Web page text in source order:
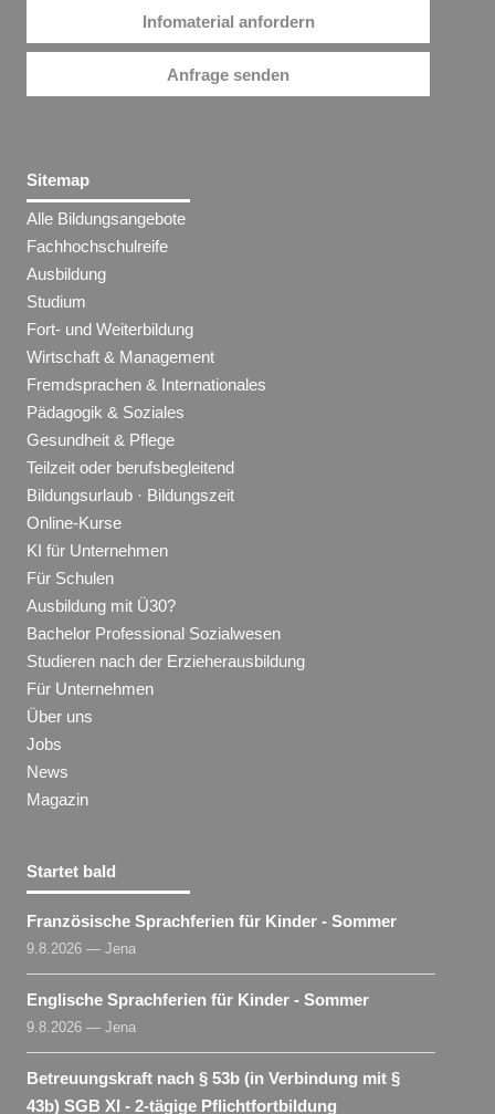
Infomaterial anfordern
Anfrage senden
Sitemap
Alle Bildungsangebote
Fachhochschulreife
Ausbildung
Studium
Fort- und Weiterbildung
Wirtschaft & Management
Fremdsprachen & Internationales
Pädagogik & Soziales
Gesundheit & Pflege
Teilzeit oder berufsbegleitend
Bildungsurlaub · Bildungszeit
Online-Kurse
KI für Unternehmen
Für Schulen
Ausbildung mit Ü30?
Bachelor Professional Sozialwesen
Studieren nach der Erzieherausbildung
Für Unternehmen
Über uns
Jobs
News
Magazin
Startet bald
Französische Sprachferien für Kinder - Sommer
9.8.2026 — Jena
Englische Sprachferien für Kinder - Sommer
9.8.2026 — Jena
Betreuungskraft nach § 53b (in Verbindung mit §
43b) SGB XI - 2-tägige Pflichtfortbildung